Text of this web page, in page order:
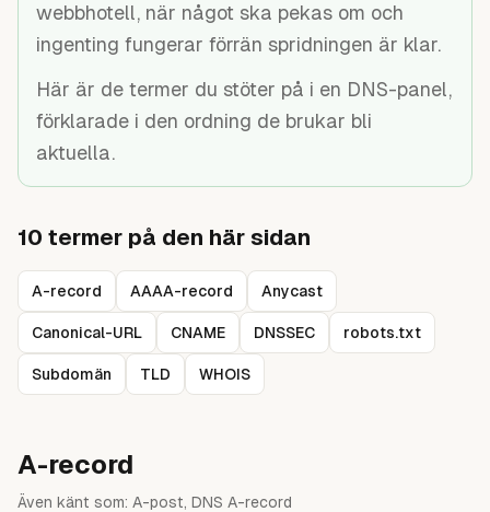
Verktyg
Guider
webbhotell, när något ska pekas om och
ingenting fungerar förrän spridningen är klar.
Här är de termer du stöter på i en DNS-panel,
förklarade i den ordning de brukar bli
aktuella.
10 termer på den här sidan
A-record AAAA-record Anycast
Canonical-URL CNAME DNSSEC robots.txt
Subdomän TLD WHOIS
A-record
Även känt som: A-post, DNS A-record